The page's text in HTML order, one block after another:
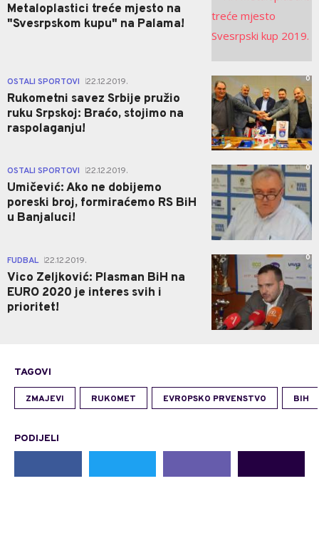
Metaloplastici treće mjesto na
"Svesrpskom kupu" na Palama!
OSTALI SPORTOVI 22.12.2019.
Rukometni savez Srbije pružio
ruku Srpskoj: Braćo, stojimo na
raspolaganju!
0
OSTALI SPORTOVI 22.12.2019.
Umičević: Ako ne dobijemo
poreski broj, formiraćemo RS BiH
u Banjaluci!
0
FUDBAL 22.12.2019.
Vico Zeljković: Plasman BiH na
EURO 2020 je interes svih i
prioritet!
0
TAGOVI
ZMAJEVI RUKOMET EVROPSKO PRVENSTVO BIH
PODIJELI